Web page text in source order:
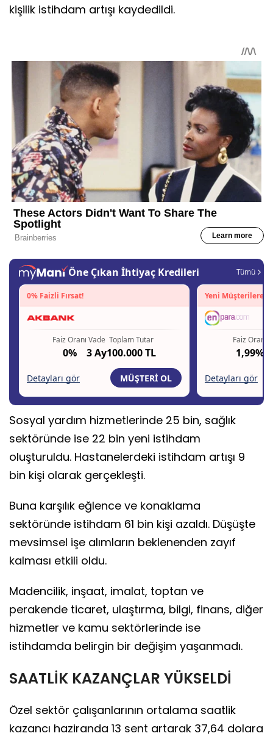
kişilik istihdam artışı kaydedildi.
Sosyal yardım hizmetlerinde 25 bin, sağlık
sektöründe ise 22 bin yeni istihdam
oluşturuldu. Hastanelerdeki istihdam artışı 9
bin kişi olarak gerçekleşti.
Buna karşılık eğlence ve konaklama
sektöründe istihdam 61 bin kişi azaldı. Düşüşte
mevsimsel işe alımların beklenenden zayıf
kalması etkili oldu.
Madencilik, inşaat, imalat, toptan ve
perakende ticaret, ulaştırma, bilgi, finans, diğer
hizmetler ve kamu sektörlerinde ise
istihdamda belirgin bir değişim yaşanmadı.
SAATLİK KAZANÇLAR YÜKSELDİ
Özel sektör çalışanlarının ortalama saatlik
kazancı haziranda 13 sent artarak 37,64 dolara